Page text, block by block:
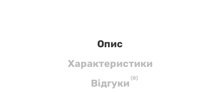
Опис
Характеристики
Вiдгуки (0)